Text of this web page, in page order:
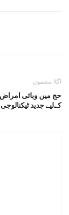
اگلا مضمون
حج میں وبائی
کےلیے جدید